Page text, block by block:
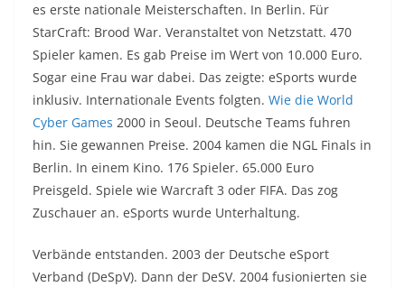
es erste nationale Meisterschaften. In Berlin. Für
StarCraft: Brood War. Veranstaltet von Netzstatt. 470
Spieler kamen. Es gab Preise im Wert von 10.000 Euro.
Sogar eine Frau war dabei. Das zeigte: eSports wurde
inklusiv. Internationale Events folgten. Wie die World
Cyber Games 2000 in Seoul. Deutsche Teams fuhren
hin. Sie gewannen Preise. 2004 kamen die NGL Finals in
Berlin. In einem Kino. 176 Spieler. 65.000 Euro
Preisgeld. Spiele wie Warcraft 3 oder FIFA. Das zog
Zuschauer an. eSports wurde Unterhaltung.
Verbände entstanden. 2003 der Deutsche eSport
Verband (DeSpV). Dann der DeSV. 2004 fusionierten sie